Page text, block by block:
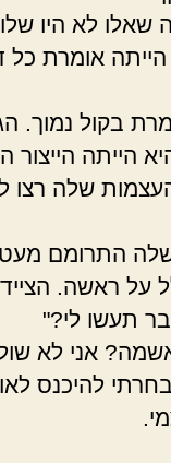
שאלו לא היו
אומרת כל
בקול נמוך.
הייתה הייצור
שלה רצו
שלה התרומם
ראשה.
תעשו לי?"
אני לא
להיכנס